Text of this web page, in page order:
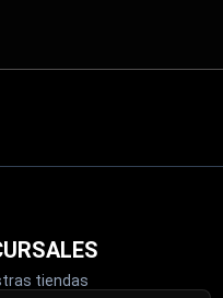
tiendas